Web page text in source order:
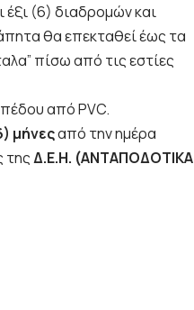
έξι (6) διαδρομών και
θα επεκταθεί έως τα
πίσω από τις εστίες
από PVC.
μήνεςαπό την ημέρα
τηςΔ.Ε.Η. (ΑΝΤΑΠΟΔΟΤΙΚΑ